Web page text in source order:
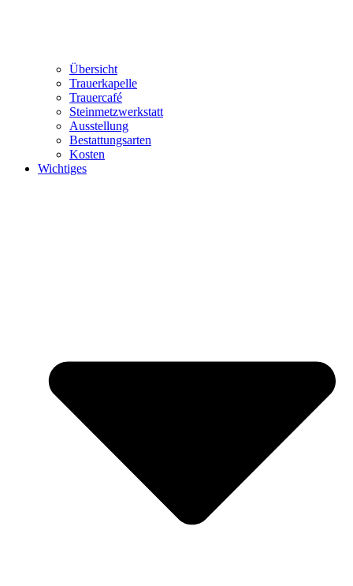
Übersicht
Trauerkapelle
Trauercafé
Steinmetzwerkstatt
Ausstellung
Bestattungsarten
Kosten
Wichtiges